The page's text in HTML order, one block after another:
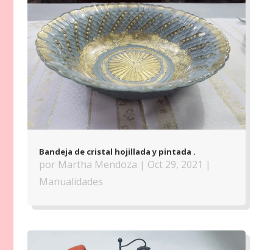
Bandeja de cristal hojillada y pintada .
por Martha Mendoza | Oct 29, 2021 |
Manualidades